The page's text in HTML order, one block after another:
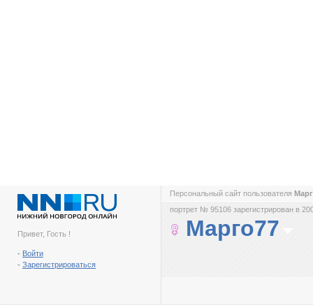
Привет, Гость !
- Войти
- Зарегистрироваться
Персональный сайт пользователя
портрет № 95106 зарегистрирован в
Марго77